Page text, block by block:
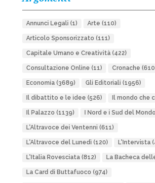
Annunci Legali (1) Arte (110)
Articolo Sponsorizzato (111)
Capitale Umano e Creatività(422)
Consultazione Online (11) Cronache
Economia(3689) Gli Editoriali (1956)
Il dibattito e le idee (526) Il mondo che
Il Palazzo (1139) I Nord e i Sud del Mondo
L'Altravoce dei Ventenni (611)
L'Altravoce del Lunedì (120) L'Intervista
L'Italia Rovesciata(812) La Bacheca
La Card di Buttafuoco (974)